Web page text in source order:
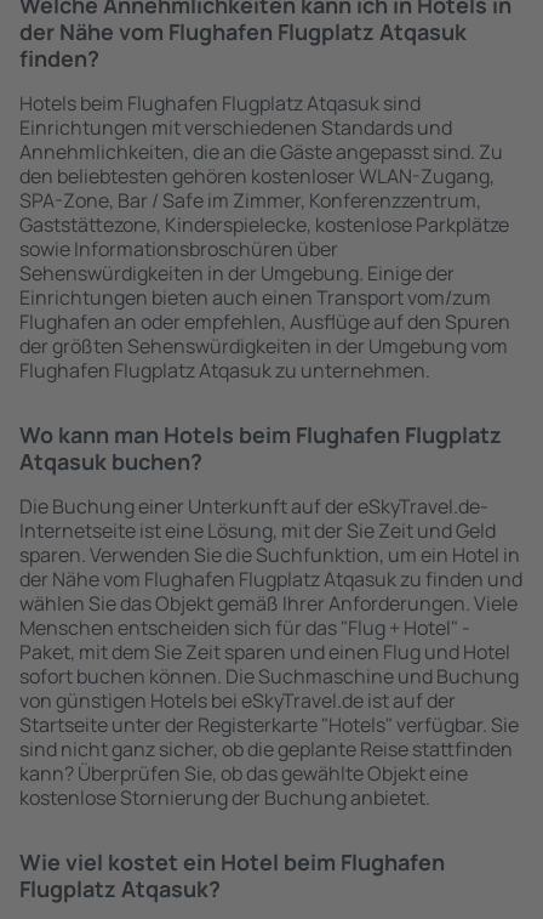
der Nähe vom Flughafen Flugplatz Atqasuk
finden?
Hotels beim Flughafen Flugplatz Atqasuk sind
Einrichtungen mit verschiedenen Standards und
Annehmlichkeiten, die an die Gäste angepasst sind. Zu
den beliebtesten gehören kostenloser WLAN-Zugang,
SPA-Zone, Bar / Safe im Zimmer, Konferenzzentrum,
Gaststättezone, Kinderspielecke, kostenlose Parkplätze
sowie Informationsbroschüren über
Sehenswürdigkeiten in der Umgebung. Einige der
Einrichtungen bieten auch einen Transport vom/zum
Flughafen an oder empfehlen, Ausflüge auf den Spuren
der größten Sehenswürdigkeiten in der Umgebung vom
Flughafen Flugplatz Atqasuk zu unternehmen.
Wo kann man Hotels beim Flughafen Flugplatz
Atqasuk buchen?
Die Buchung einer Unterkunft auf der eSkyTravel.de-
Internetseite ist eine Lösung, mit der Sie Zeit und Geld
sparen. Verwenden Sie die Suchfunktion, um ein Hotel in
der Nähe vom Flughafen Flugplatz Atqasuk zu finden und
wählen Sie das Objekt gemäß Ihrer Anforderungen. Viele
Menschen entscheiden sich für das "Flug + Hotel" -
Paket, mit dem Sie Zeit sparen und einen Flug und Hotel
sofort buchen können. Die Suchmaschine und Buchung
von günstigen Hotels bei eSkyTravel.de ist auf der
Startseite unter der Registerkarte "Hotels" verfügbar. Sie
sind nicht ganz sicher, ob die geplante Reise stattfinden
kann? Überprüfen Sie, ob das gewählte Objekt eine
kostenlose Stornierung der Buchung anbietet.
Wie viel kostet ein Hotel beim Flughafen
Flugplatz Atqasuk?